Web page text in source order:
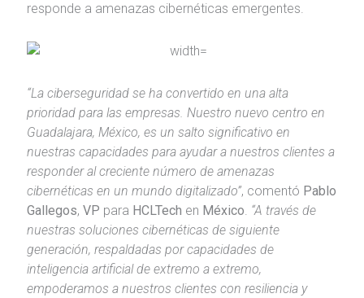
responde a amenazas cibernéticas emergentes.
“La ciberseguridad se ha convertido en una alta
prioridad para las empresas. Nuestro nuevo centro en
Guadalajara, México, es un salto significativo en
nuestras capacidades para ayudar a nuestros clientes a
responder al creciente número de amenazas
cibernéticas en un mundo digitalizado”, comentó Pablo
Gallegos, VP para HCLTech en México. “A través de
nuestras soluciones cibernéticas de siguiente
generación, respaldadas por capacidades de
inteligencia artificial de extremo a extremo,
empoderamos a nuestros clientes con resiliencia y